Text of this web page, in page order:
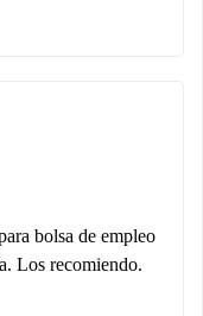
bolsa de empleo
Los recomiendo.